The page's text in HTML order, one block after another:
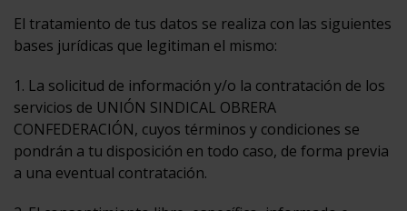
El tratamiento de tus datos se realiza con las siguientes
bases jurídicas que legitiman el mismo:
1. La solicitud de información y/o la contratación de los
servicios de UNIÓN SINDICAL OBRERA
CONFEDERACIÓN, cuyos términos y condiciones se
pondrán a tu disposición en todo caso, de forma previa
a una eventual contratación.